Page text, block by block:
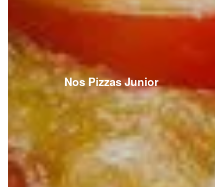
Nos Pizzas Junior